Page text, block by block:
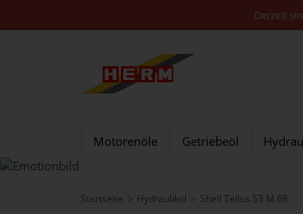
Derzeit
Motorenöle Getriebeöl
Startseite Hydrauliköl Shell Tellus S3 M 68